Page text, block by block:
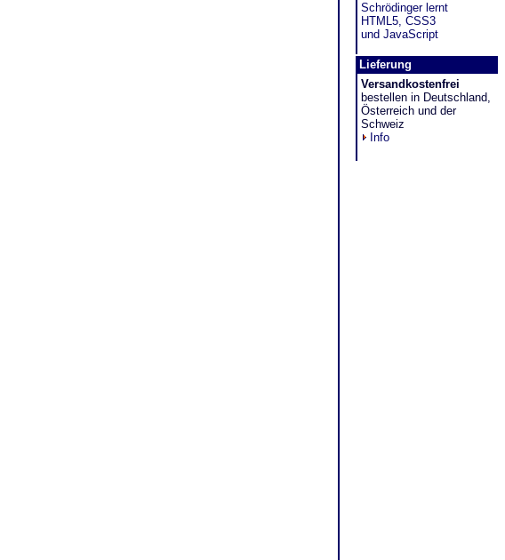
Schrödinger lernt
HTML5, CSS3
und JavaScript
Lieferung
Versandkostenfrei
bestellen in Deutschland,
Österreich und der
Schweiz
Info